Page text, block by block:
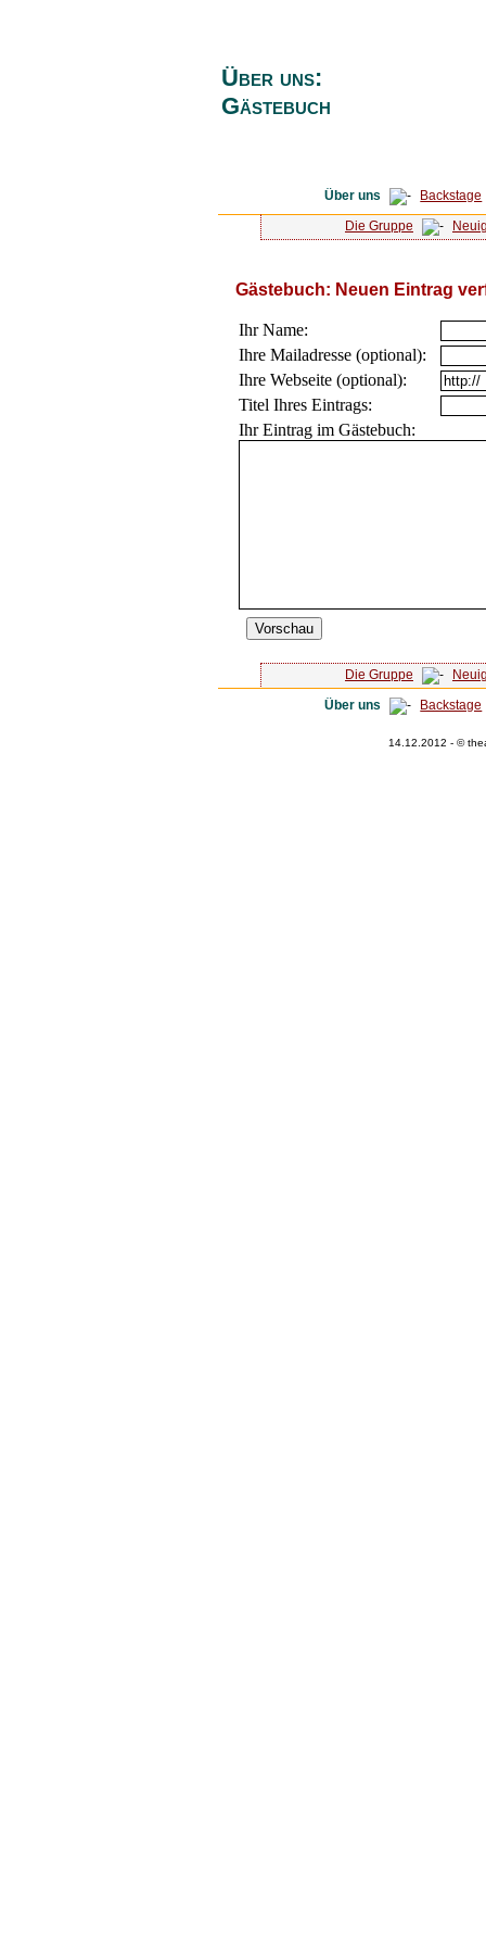
Über uns:
Gästebuch
Über uns
Backstage
Die Gruppe
Gästebuch: Neuen Eintrag
Ihr Name:
Ihre Mailadresse (optional):
Ihre Webseite (optional):
Titel Ihres Eintrags:
Ihr Eintrag im Gästebuch:
Die Gruppe
Über uns
Backstage
14.12.2012 - ©